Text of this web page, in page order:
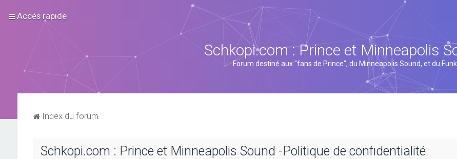
Accès rapide
Schkopi.com : Prince et Minneapolis
Forum destiné aux "fans de Prince", du Minneapolis Sound, et du Funk
Index du forum
Schkopi.com : Prince et Minneapolis Sound -Politique de confidentialité